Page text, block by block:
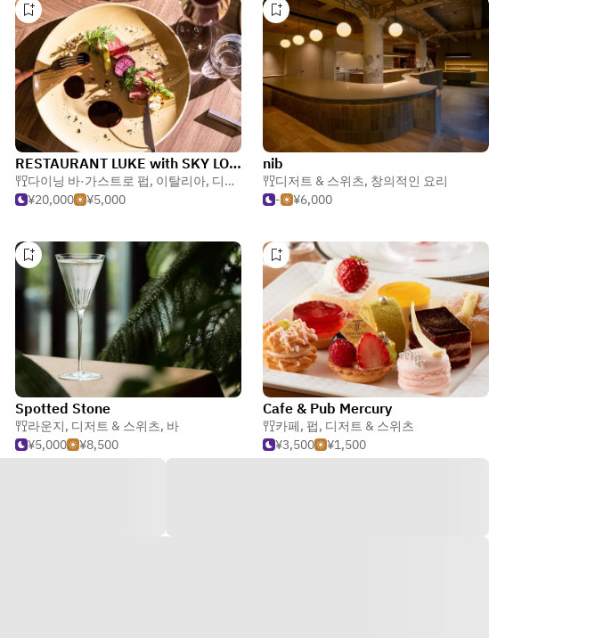
RESTAURANT LUKE with SKY LOUNGE
다이닝 바·가스트로 펍, 이탈리아, 디저트 & 스위츠
¥20,000
¥5,000
nib
디저트 & 스위츠, 창의적인 요리
-
¥6,000
Spotted Stone
라운지, 디저트 & 스위츠, 바
¥5,000
¥8,500
Cafe & Pub Mercury
카페, 펍, 디저트 & 스위츠
¥3,500
¥1,500